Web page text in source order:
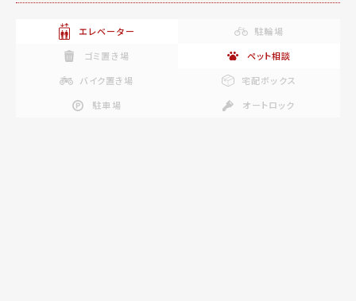
エレベーター
駐輪場
ゴミ置き場
ペット相談
バイク置き場
宅配ボックス
駐車場
オートロック